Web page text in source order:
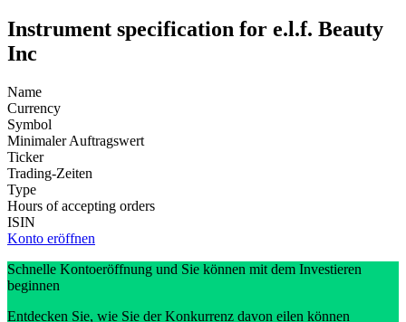
Instrument specification for e.l.f. Beauty
Inc
Name
Currency
Symbol
Minimaler Auftragswert
Ticker
Trading-Zeiten
Type
Hours of accepting orders
ISIN
Konto eröffnen
Schnelle Kontoeröffnung und Sie können mit dem Investieren
beginnen
Entdecken Sie, wie Sie der Konkurrenz davon eilen können